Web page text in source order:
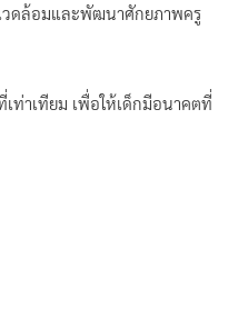
วดล้อมและพัฒนาศักยภาพครู
ท่าเทียม เพื่อให้เด็กมีอนาคตที่